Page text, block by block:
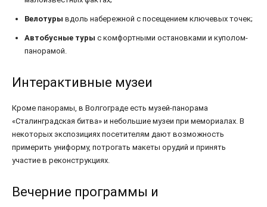
Велотуры вдоль набережной с посещением ключевых точек;
Автобусные туры с комфортными остановками и куполом-
панорамой.
Интерактивные музеи
Кроме панорамы, в Волгограде есть музей-панорама
«Сталинградская битва» и небольшие музеи при мемориалах. В
некоторых экспозициях посетителям дают возможность
примерить униформу, потрогать макеты орудий и принять
участие в реконструкциях.
Вечерние программы и